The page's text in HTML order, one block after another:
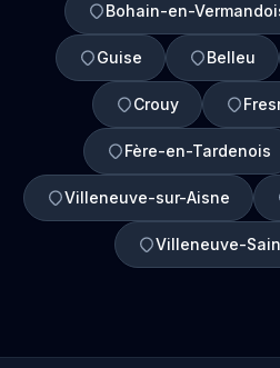
Bohain-en-
Guise Belleu
Crouy
Fère-en-Tardenois
Villeneuve-sur-Aisne
Villeneuve-